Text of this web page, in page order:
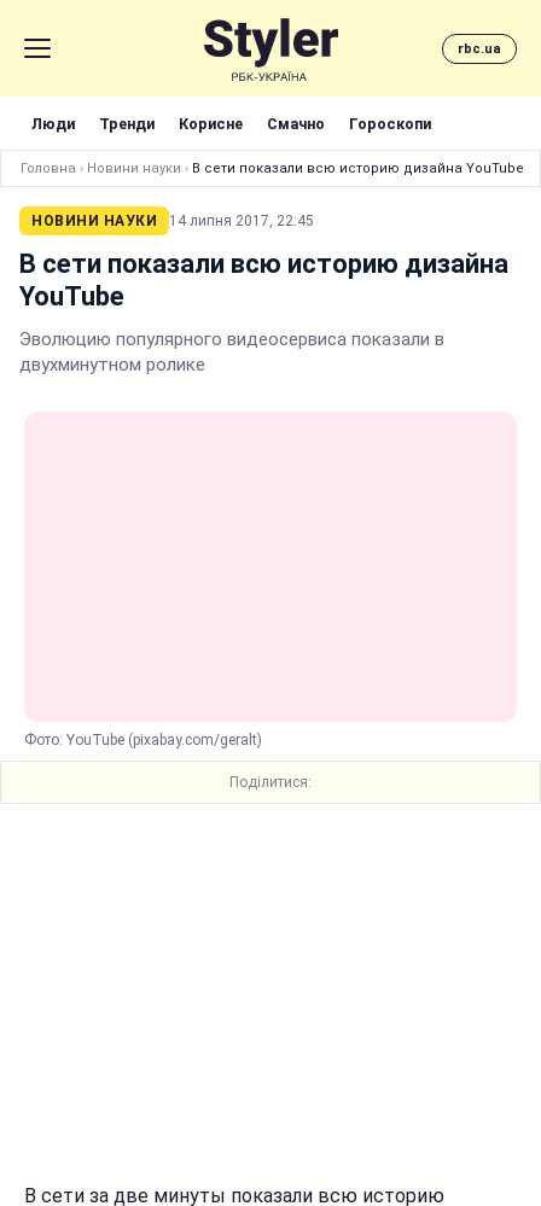
rbc.ua
Люди Тренди Корисне Смачно Гороскопи
Головна › Новини науки › В сети показали всю историю дизайна YouTube
НОВИНИ НАУКИ 14 липня 2017, 22:45
В сети показали всю историю дизайна
YouTube
Эволюцию популярного видеосервиса показали в
двухминутном ролике
Фото: YouTube (pixabay.com/geralt)
Поділитися:
В сети за две минуты показали всю историю